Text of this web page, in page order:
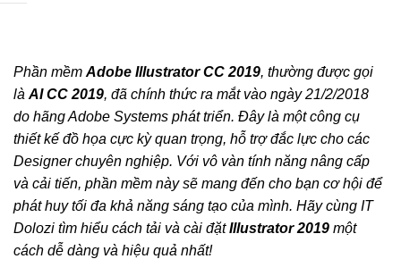
Phần mềm Adobe Illustrator CC 2019, thường được gọi
là AI CC 2019, đã chính thức ra mắt vào ngày 21/2/2018
do hãng Adobe Systems phát triển. Đây là một công cụ
thiết kế đồ họa cực kỳ quan trọng, hỗ trợ đắc lực cho các
Designer chuyên nghiệp. Với vô vàn tính năng nâng cấp
và cải tiến, phần mềm này sẽ mang đến cho bạn cơ hội để
phát huy tối đa khả năng sáng tạo của mình. Hãy cùng IT
Dolozi tìm hiểu cách tải và cài đặtIllustrator 2019 một
cách dễ dàng và hiệu quả nhất!